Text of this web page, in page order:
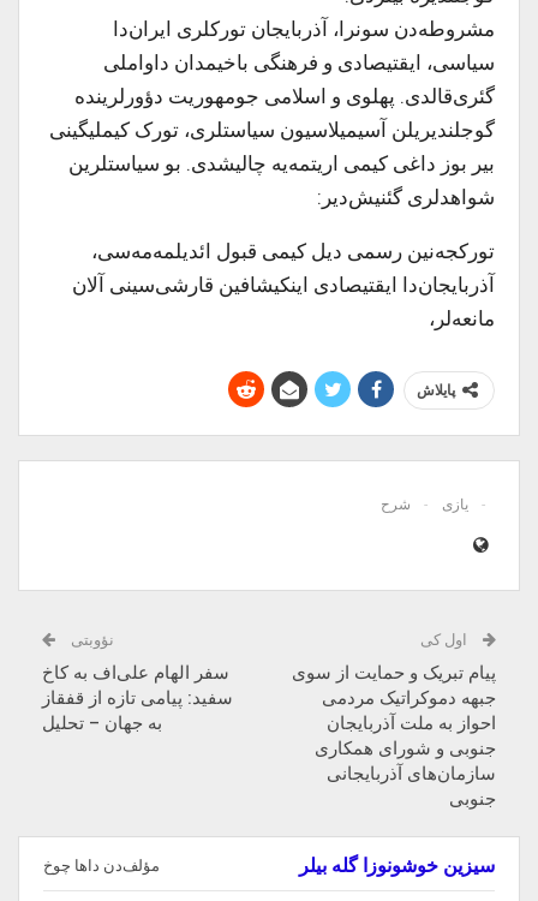
مشروطه‌دن سونرا، آذربایجان تورکلری ایران‌دا
سیاسی، ایقتیصادی و فرهنگی باخیمدان داواملی
گئری‌قالدی. پهلوی و اسلامی جومهوریت دؤورلرینده
گوجلندیریلن آسیمیلاسیون سیاستلری، تورک کیملیگینی
بیر بوز داغی کیمی اریتمه‌یه چالیشدی. بو سیاستلرین
شواهدلری گئنیش‌دیر:
تورکجه‌نین رسمی دیل کیمی قبول ائدیلمه‌مه‌سی،
آذربایجان‌دا ایقتیصادی اینکیشافین قارشی‌سینی آلان
مانعه‌لر،
پایلاش
یازی شرح
اول کی
پیام تبریک و حمایت از سوی
جبهه دموکراتیک مردمی
احواز به ملت آذربایجان
جنوبی و شورای همکاری
سازمان‌های آذربایجانی
جنوبی
نؤوبتی
سفر الهام علی‌اف به کاخ
سفید: پیامی تازه از قفقاز
به جهان – تحلیل
سیزین خوشونوزا گله بیلر مؤلف‌دن داها چوخ